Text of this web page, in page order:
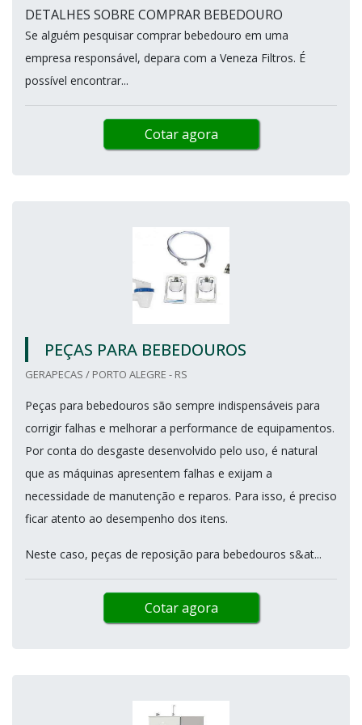
DETALHES SOBRE COMPRAR BEBEDOURO
Se alguém pesquisar comprar bebedouro em uma
empresa responsável, depara com a Veneza Filtros. É
possível encontrar...
Cotar agora
PEÇAS PARA BEBEDOUROS
GERAPECAS / PORTO ALEGRE - RS
Peças para bebedouros são sempre indispensáveis para
corrigir falhas e melhorar a performance de equipamentos.
Por conta do desgaste desenvolvido pelo uso, é natural
que as máquinas apresentem falhas e exijam a
necessidade de manutenção e reparos. Para isso, é preciso
ficar atento ao desempenho dos itens.
Neste caso, peças de reposição para bebedouros s&at...
Cotar agora